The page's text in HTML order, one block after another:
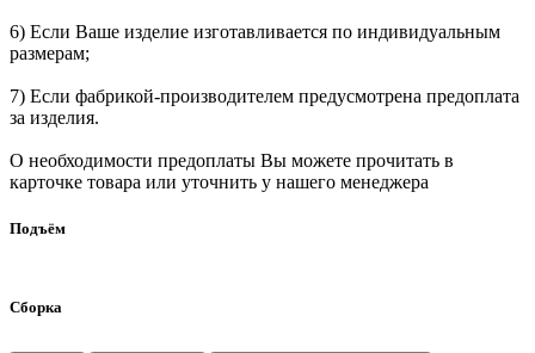
6) Если Ваше изделие изготавливается по индивидуальным
размерам;
7) Если фабрикой-производителем предусмотрена предоплата
за изделия.
О необходимости предоплаты Вы можете прочитать в
карточке товара или уточнить у нашего менеджера
Подъём
Сборка